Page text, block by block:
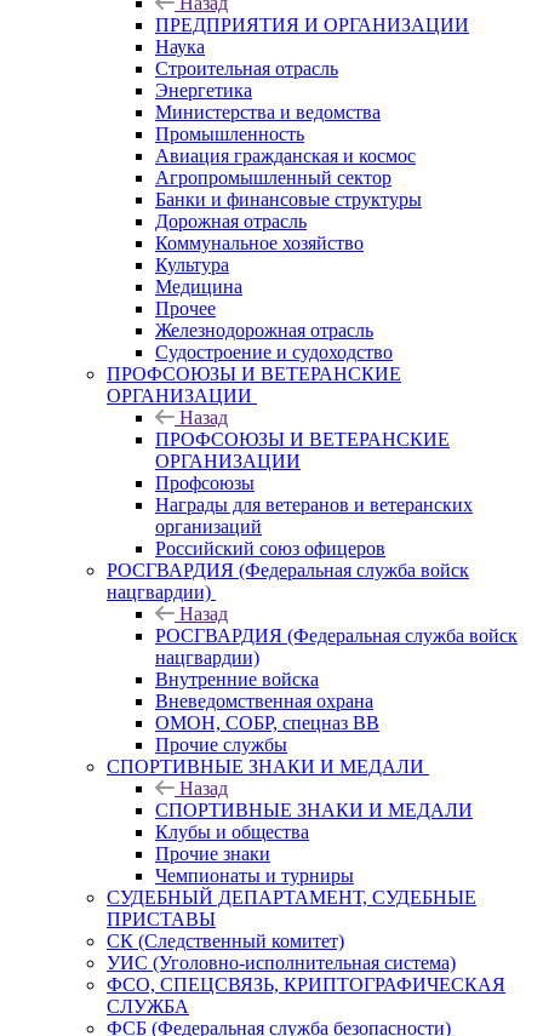
ПРЕДПРИЯТИЯ И ОРГАНИЗАЦИИ
Наука
Строительная отрасль
Энергетика
Министерства и ведомства
Промышленность
Авиация гражданская и космос
Агропромышленный сектор
Банки и финансовые структуры
Дорожная отрасль
Коммунальное хозяйство
Культура
Медицина
Прочее
Железнодорожная отрасль
Судостроение и судоходство
ПРОФСОЮЗЫ И ВЕТЕРАНСКИЕ
ОРГАНИЗАЦИИ
Назад
ПРОФСОЮЗЫ И ВЕТЕРАНСКИЕ
ОРГАНИЗАЦИИ
Профсоюзы
Награды для ветеранов и ветеранских
организаций
Российский союз офицеров
РОСГВАРДИЯ (Федеральная служба войск
нацгвардии)
Назад
РОСГВАРДИЯ (Федеральная служба войск
нацгвардии)
Внутренние войска
Вневедомственная охрана
ОМОН, СОБР, спецназ ВВ
Прочие службы
СПОРТИВНЫЕ ЗНАКИ И МЕДАЛИ
Назад
СПОРТИВНЫЕ ЗНАКИ И МЕДАЛИ
Клубы и общества
Прочие знаки
Чемпионаты и турниры
СУДЕБНЫЙ ДЕПАРТАМЕНТ, СУДЕБНЫЕ
ПРИСТАВЫ
СК (Следственный комитет)
УИС (Уголовно-исполнительная система)
ФСО, СПЕЦСВЯЗЬ, КРИПТОГРАФИЧЕСКАЯ
СЛУЖБА
ФСБ (Федеральная служба безопасности)